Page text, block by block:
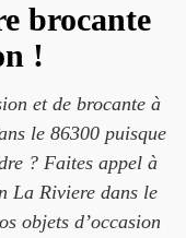
brocante
!
et de brocante à
le 86300 puisque
? Faites appel à
La Riviere dans le
objets d’occasion